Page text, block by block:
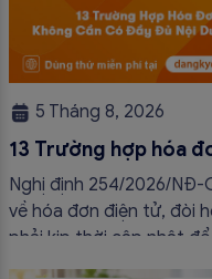
5 Tháng 8, 2026
13 Trường hợp hóa
đủ nội dung từ 01/7/
Nghị định 254/2026/NĐ-
về hóa đơn điện tử, đòi
phải kịp thời cập nhật
bài viết này, hóa đơn